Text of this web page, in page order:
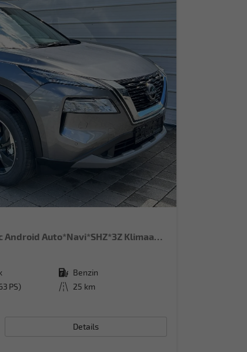
N-CONNECTA 1.5 VC-T mHEV X-Tronic Android Auto*Navi*SHZ*3Z Klimaauto*360°*ACC*E-Heck
Kraftstoff Benzin
PS) Kilometerstand 25 km
Details